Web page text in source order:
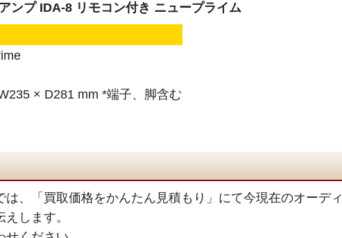
ンプ IDA-8 リモコン付き ニュープライム
× D281 mm *端子、脚含む
は、「買取価格をかんたん見積もり」にて今現在のオーディ
します。